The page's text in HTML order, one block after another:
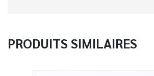
PRODUITS SIMILAIRES